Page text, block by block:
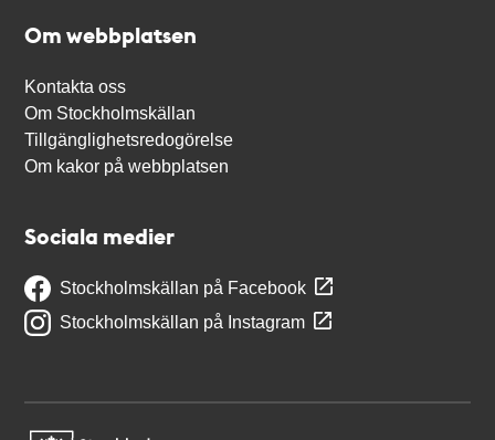
Om webbplatsen
Kontakta oss
Om Stockholmskällan
Tillgänglighetsredogörelse
Om kakor på webbplatsen
Sociala medier
Stockholmskällan på Facebook
Stockholmskällan på Instagram